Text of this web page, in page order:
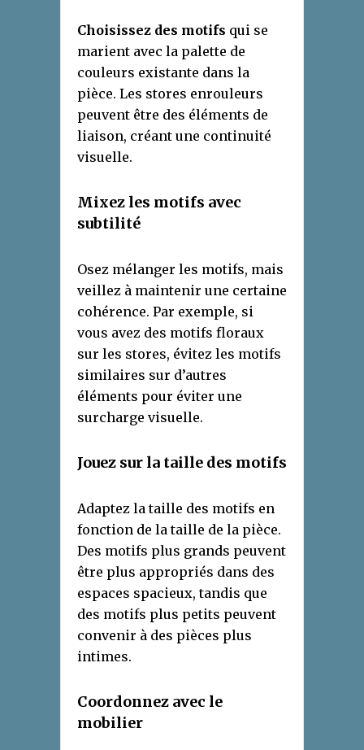
Choisissez des motifs qui se
marient avec la palette de
couleurs existante dans la
pièce. Les stores enrouleurs
peuvent être des éléments de
liaison, créant une continuité
visuelle.
Mixez les motifs avec
subtilité
Osez mélanger les motifs, mais
veillez à maintenir une certaine
cohérence. Par exemple, si
vous avez des motifs floraux
sur les stores, évitez les motifs
similaires sur d’autres
éléments pour éviter une
surcharge visuelle.
Jouez sur la taille des motifs
Adaptez la taille des motifs en
fonction de la taille de la pièce.
Des motifs plus grands peuvent
être plus appropriés dans des
espaces spacieux, tandis que
des motifs plus petits peuvent
convenir à des pièces plus
intimes.
Coordonnez avec le
mobilier